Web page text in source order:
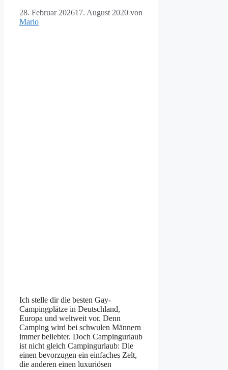
28. Februar 202617. August 2020 von
Mario
Ich stelle dir die besten Gay-
Campingplätze in Deutschland,
Europa und weltweit vor. Denn
Camping wird bei schwulen Männern
immer beliebter. Doch Campingurlaub
ist nicht gleich Campingurlaub: Die
einen bevorzugen ein einfaches Zelt,
die anderen einen luxuriösen